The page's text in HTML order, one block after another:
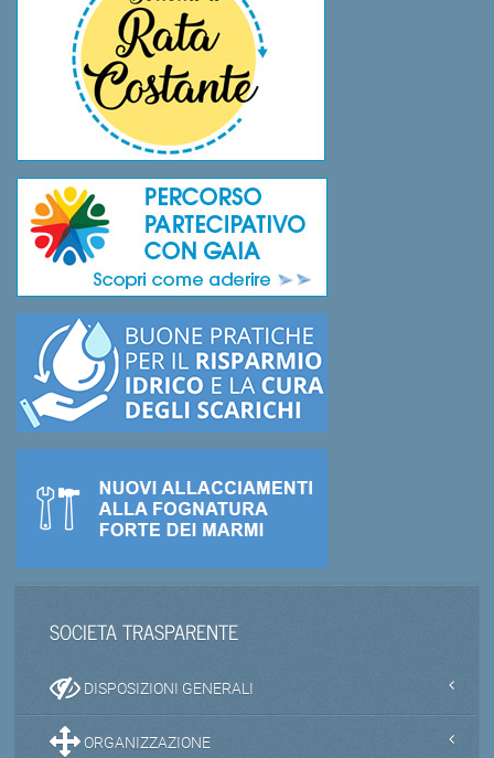
SOCIETA TRASPARENTE
DISPOSIZIONI GENERALI
ORGANIZZAZIONE